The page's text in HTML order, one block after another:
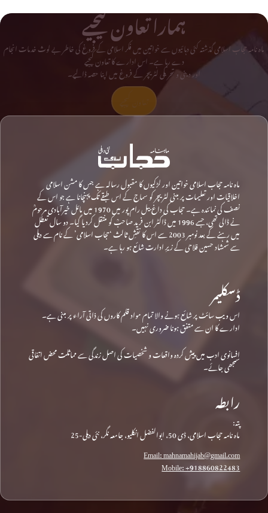
ہمارا تعاون کیجیے
ماہ نامہ حجاب اسلامی گذشتہ کئی دہائیوں سے خواتین میں فکر اسلامی کے فروغ کی خاطر بے لوث خدمات انجام
دے رہا ہے۔ اس ادارے کا تعاون کیجیے
اور دینی و تحریکی لٹریچر کے فروغ میں اپنا حصہ ڈالیے۔
ماہ نامہ حجاب اسلامی خواتین اور لڑکیوں کا مقبول رسالہ ہے جس کا مشن اسلامی
اخلاقیات اور تعلیمات پر مبنی لٹریچر کو سماج کے اس طبقے تک پہنچانا ہے جو اس کے
نصف کی نمائندہ ہے۔ حجاب کی داغ بیل رام پور میں 1970 میں مائل خیرآبادی مرحومؒ
نے ڈالی تھی، جسے 1996 میں ڈاکٹر ابن فرید صاحبؒ کو منتقل کردیا گیا۔ دو سال تعطل
میں رہنے کے بعد نومبر 2003 سے اس کا نقشِ ثالث ‘حجاب اسلامی’ کے نام سے دہلی
سے شمشاد حسین فلاحی کے زیرِ ادارت شائع ہو رہا ہے۔
ڈسکلیمر
اس ویب سائٹ پر شائع ہونے والا تمام مواد قلم کاروں کی ذاتی آراء پر مبنی ہے۔
ادارے کا ان سے متفق ہونا ضروری نہیں۔
افسانوی ادب میں پیش کردہ واقعات و شخصیات کی اصل زندگی سے مماثلت محض اتفاقی
سمجھی جائے۔
رابطہ
پتہ:
ماہ نامہ حجاب اسلامی، ڈی 50، ابوالفضل انکلیو، جامعہ نگر، نئی دہلی-25
Email: mahnamahijab@gmail.com
Mobile: +918860822483